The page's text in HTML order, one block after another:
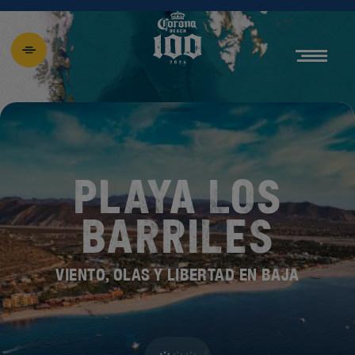
PLAYA LOS
BARRILES
VIENTO, OLAS Y LIBERTAD EN BAJA
DESCUBRE EL
NUEVO BEACH 100